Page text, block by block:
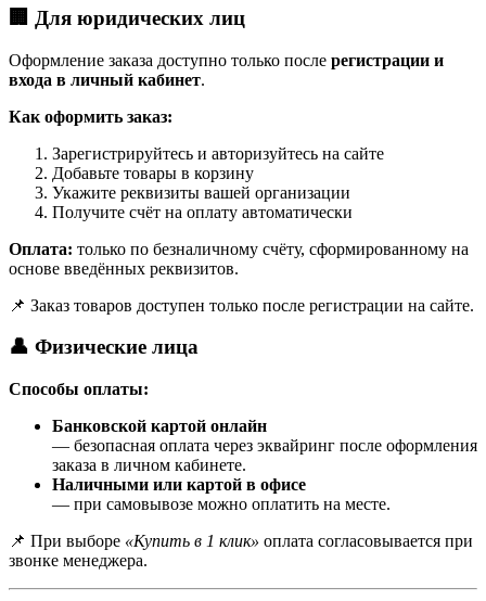
🏢 Для юридических лиц
Оформление заказа доступно только после регистрации и
входа в личный кабинет.
Как оформить заказ:
Зарегистрируйтесь и авторизуйтесь на сайте
Добавьте товары в корзину
Укажите реквизиты вашей организации
Получите счёт на оплату автоматически
Оплата: только по безналичному счёту, сформированному на
основе введённых реквизитов.
📌 Заказ товаров доступен только после регистрации на сайте.
👤 Физические лица
Способы оплаты:
Банковской картой онлайн
— безопасная оплата через эквайринг после оформления
заказа в личном кабинете.
Наличными или картой в офисе
— при самовывозе можно оплатить на месте.
📌 При выборе «Купить в 1 клик» оплата согласовывается при
звонке менеджера.